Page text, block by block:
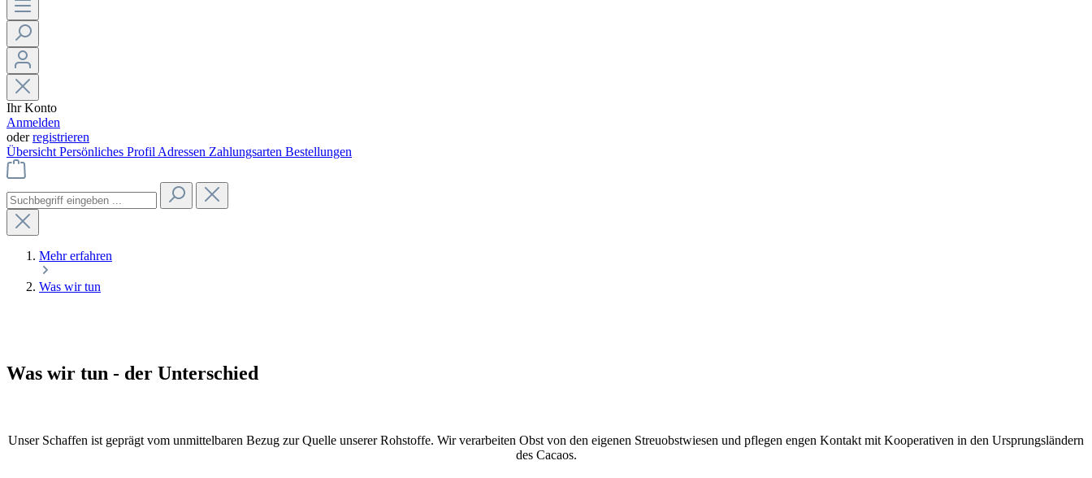
Ihr Konto
Anmelden
oderregistrieren
Übersicht Persönliches Profil Adressen Zahlungsarten Bestellungen
Mehr erfahren
Was wir tun
Was wir tun - der Unterschied
Unser Schaffen ist geprägt vom unmittelbaren Bezug zur Quelle unserer Rohstoffe. Wir verarbeiten Obst von den eigenen Streuobstwiesen und pflegen engen Kontakt mit Kooperativen in den Ursprungsländern
des Cacaos.